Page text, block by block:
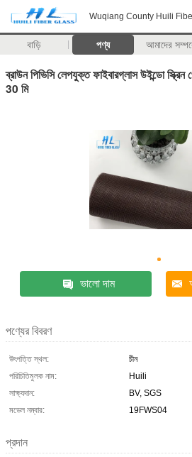
Wuqiang County Huili
বাড়ি পণ্য আমাদের
ব্রাউন পিভিসি লেপযুক্ত ফাইবারগ্লাস উইন্ডো
30 মি
ভালো দাম
পণ্যের বিবরণ
উৎপত্তি স্থল:
চীন
পরিচিতিমুলক নাম:
Huili
সাক্ষ্যদান:
BV, SGS
মডেল নম্বার:
19FWS04
প্রদান